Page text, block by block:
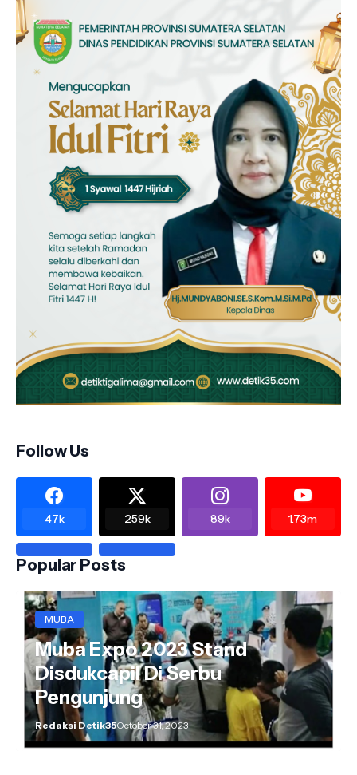
Follow Us
47k 259k 89k 1.73m
Popular Posts
MUBA
Muba Expo 2023 Stand
Disdukcapil Di Serbu
Pengunjung
Redaksi Detik35October 31, 2023